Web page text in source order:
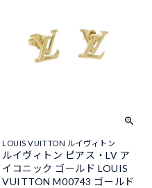
LOUIS VUITTON ルイヴィトン
ルイヴィトン ピアス・LV ア
イコニック ゴールド LOUIS
VUITTON M00743 ゴールド